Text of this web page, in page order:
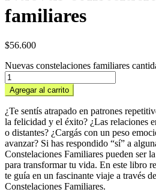
familiares
$56.600
Nuevas constelaciones familiares
Agregar al carrito
¿Te sentís atrapado en patrones
la felicidad y el éxito? ¿Las relaciones
o distantes? ¿Cargás con un peso
avanzar? Si has respondido “sí” a
Constelaciones Familiares pueden ser
para transformar tu vida. En este libro
te guía en un fascinante viaje a través
Constelaciones Familiares.